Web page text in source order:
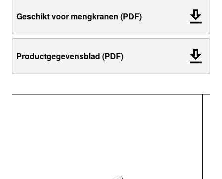
Geschikt voor mengkranen (PDF)
Productgegevensblad (PDF)